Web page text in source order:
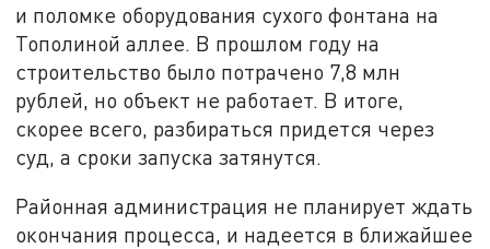
и поломке оборудования сухого фонтана на
Тополиной аллее. В прошлом году на
строительство было потрачено 7,8 млн
рублей, но объект не работает. В итоге,
скорее всего, разбираться придется через
суд, а сроки запуска затянутся.
Районная администрация не планирует ждать
окончания процесса, и надеется в ближайшее